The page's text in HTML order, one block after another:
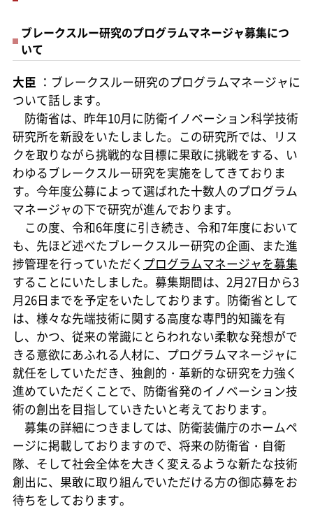
ブレークスルー研究のプログラムマネージャ募集につ
いて
大臣 ：ブレークスルー研究のプログラムマネージャに
ついて話します。
防衛省は、昨年10月に防衛イノベーション科学技術
研究所を新設をいたしました。この研究所では、リス
クを取りながら挑戦的な目標に果敢に挑戦をする、い
わゆるブレークスルー研究を実施をしてきておりま
す。今年度公募によって選ばれた十数人のプログラム
マネージャの下で研究が進んでおります。
この度、令和6年度に引き続き、令和7年度において
も、先ほど述べたブレークスルー研究の企画、また進
捗管理を行っていただく プログラムマネージャを募集
することにいたしました。募集期間は、2月27日から3
月26日までを予定をいたしております。防衛省として
は、様々な先端技術に関する高度な専門的知識を有
し、かつ、従来の常識にとらわれない柔軟な発想がで
きる意欲にあふれる人材に、プログラムマネージャに
就任をしていただき、独創的・革新的な研究を力強く
進めていただくことで、防衛省発のイノベーション技
術の創出を目指していきたいと考えております。
募集の詳細につきましては、防衛装備庁のホームペ
ージに掲載しておりますので、将来の防衛省・自衛
隊、そして社会全体を大きく変えるような新たな技術
創出に、果敢に取り組んでいただける方の御応募をお
待ちをしております。